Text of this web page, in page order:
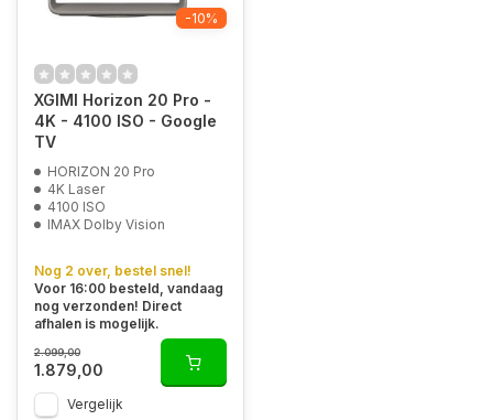
-10%
XGIMI Horizon 20 Pro -
4K - 4100 ISO - Google
TV
HORIZON 20 Pro
4K Laser
4100 ISO
IMAX Dolby Vision
Nog 2 over, bestel snel!
Voor 16:00 besteld, vandaag
nog verzonden! Direct
afhalen is mogelijk.
2.099,00
1.879,00
Vergelijk